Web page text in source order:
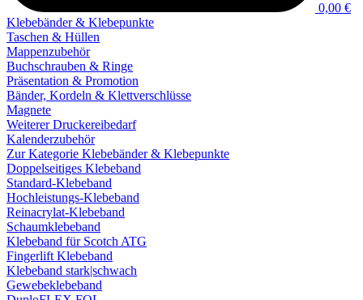
0,00 €
Klebebänder & Klebepunkte
Taschen & Hüllen
Mappenzubehör
Buchschrauben & Ringe
Präsentation & Promotion
Bänder, Kordeln & Klettverschlüsse
Magnete
Weiterer Druckereibedarf
Kalenderzubehör
Zur Kategorie Klebebänder & Klebepunkte
Doppelseitiges Klebeband
Standard-Klebeband
Hochleistungs-Klebeband
Reinacrylat-Klebeband
Schaumklebeband
Klebeband für Scotch ATG
Fingerlift Klebeband
Klebeband stark|schwach
Gewebeklebeband